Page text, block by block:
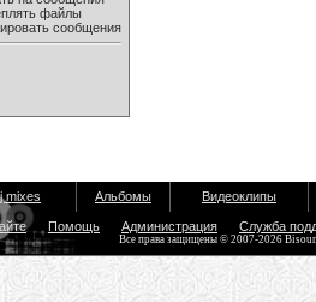
файлы
сообщения
mixes Альбомы Видеоклипы
Помощь Администрация Служба
Все права защищены © 2007-2026